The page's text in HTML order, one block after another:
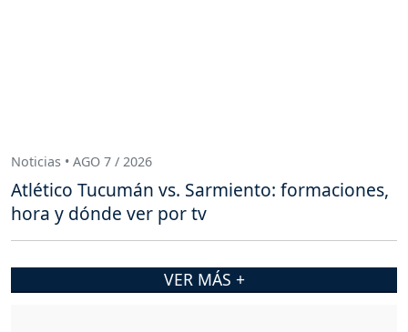
Noticias • AGO 7 / 2026
Atlético Tucumán vs. Sarmiento: formaciones,
hora y dónde ver por tv
VER MÁS +